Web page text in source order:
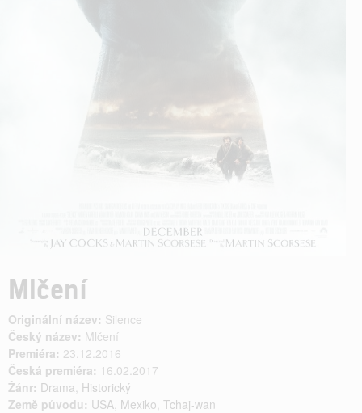
Mlčení
Originální název: Silence
Český název: Mlčení
Premiéra: 23.12.2016
Česká premiéra: 16.02.2017
Žánr: Drama Historický
Země původu: USA Mexiko Tchaj-wan